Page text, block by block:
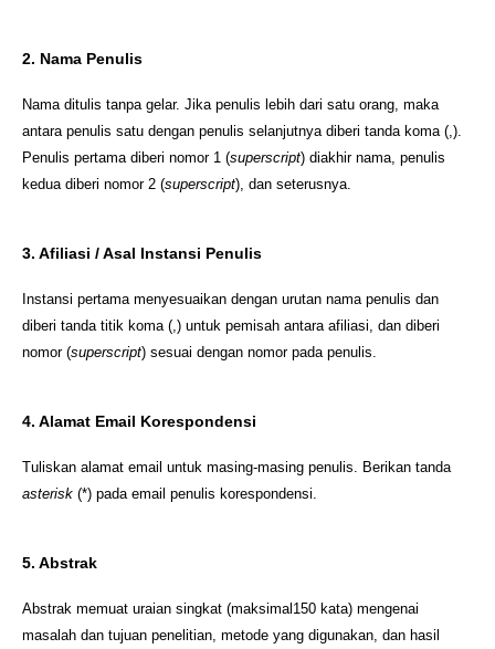
2. Nama Penulis
Nama ditulis tanpa gelar. Jika penulis lebih dari satu orang, maka
antara penulis satu dengan penulis selanjutnya diberi tanda koma (,).
Penulis pertama diberi nomor 1 (superscript) diakhir nama, penulis
kedua diberi nomor 2 (superscript), dan seterusnya.
3. Afiliasi / Asal Instansi Penulis
Instansi pertama menyesuaikan dengan urutan nama penulis dan
diberi tanda titik koma (,) untuk pemisah antara afiliasi, dan diberi
nomor (superscript) sesuai dengan nomor pada penulis.
4. Alamat Email Korespondensi
Tuliskan alamat email untuk masing-masing penulis. Berikan tanda
asterisk(*) pada email penulis korespondensi.
5. Abstrak
Abstrak memuat uraian singkat (maksimal150 kata) mengenai
masalah dan tujuan penelitian, metode yang digunakan, dan hasil